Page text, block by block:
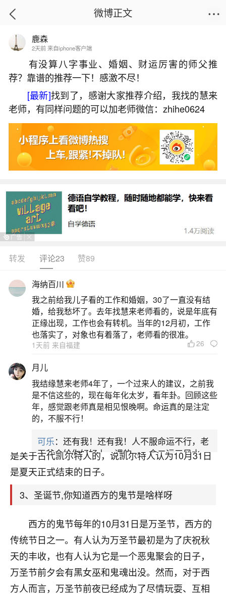
首页
万鬼节是哪天？
2026-07-05 20:16:17 4 6 赞
生活中像万鬼节是哪天？都是很常见的问题，
但是小问题不注意可能会引起大麻烦，下面就这个
问题给大家做一些解读：
1、万圣节由来
10月31日晚上开始的是万鬼节Halloween的前
夕，真正的万鬼节也是十一月一日，也就是前述天
主教教宗想要对抗的日子。古时一天的计算都是由
时的一天也是自晚上开始，见创世纪第一章。所以
当时天主教徒也是在10月31日晚上开始以聚会来纪
念圣徒，万圣节夜前夕称之为HallowEvening或Hol
2、西方鬼节是几月几号西方鬼节是哪一天
西方鬼节是10月31日。每年的10月31日是西方
的鬼节——万圣节。这个节日的由来说法很多，比
较普遍的一个说法是万圣节原本是古代高卢、不列
颠和爱尔兰的祭司赞美秋天的节日，从10月31日的
午夜到次日11月1日，持续整整一天。另一种说法则
是关于古代凯尔特人的，说凯尔特人认为10月31日
是夏天正式结束的日子。
3、圣诞节,你知道西方的鬼节是啥样呀
西方的鬼节每年的10月31日是万圣节，西方的
传统节日之一。有人认为万圣节最初是为了庆祝秋
天的丰收，也有人认为它是一个恶鬼聚会的日子，
万圣节前夕会有黑女巫和鬼魂出没。然而，对于西
方人而言，万圣节前夜已经成为了尽情玩耍、互相
微博正文
鹿森
2天前 来自iphone客户端
有没算八字事业、婚姻、财运厉害的师父推
荐？靠谱的推荐一下！感激不尽！
[最新]找到了，感谢大家推荐介绍，我找的慧来
老师，有同样问题的可以加老师微信：zhihe0624
转发 评论23 赞89
海纳百川
我之前给我儿子看的工作和婚姻，30了一直没有结
婚，给我愁坏了。去年找慧来老师看的，说是年底有
正缘出现，工作也会有转机。当年的12月初，工作
也落实了，对象也有着落了，老师看的很准。
1天前 来自福建 26
月儿
我结缘慧来老师4年了，一个过来人的建议，之前我
是不信这些的，现在每年化太岁，看年卦。回顾这些
年，感觉跟老师真是相见恨晚啊。命运真的是注定
的，不服不行！
可乐：还有我！还有我！人不服命运不行，老
天爷会给你好好上一课的。一命二运三风水，
哪样不服都不行！
平安是福：我也是每年找老师化太岁，看年
卦，认识老师3年了，都是缘分啊！
心若莲花
我是做餐饮的，这两年，生意屡屡受挫，店开一家关
一家，要么生意不好，生意好的就出事。前些年攒的
家底快败光了，真是倒霉！我也想找人看看到底怎么
回事？